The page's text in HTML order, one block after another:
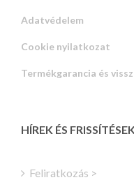
Adatvédelem
Cookie nyilatkozat
Termékgarancia és
HÍREK ÉS FRISSÍTÉSEK
Feliratkozás >